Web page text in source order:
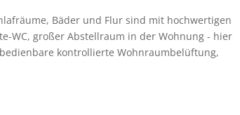
Bäder und Flur sind mit hochwertigen
WC, großer Abstellraum in der Wohnung - hier
kontrollierte Wohnraumbelüftung,